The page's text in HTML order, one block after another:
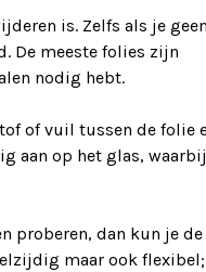
is. Zelfs als je geen
De meeste folies zijn
nodig hebt.
of vuil tussen de folie
aan op het glas,
proberen, dan kun je de
maar ook flexibel;